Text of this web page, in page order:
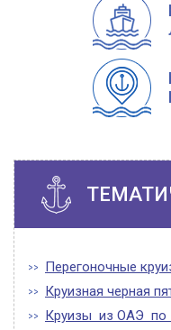
Перегоночные
Круизная черная
Круизы из ОАЭ по